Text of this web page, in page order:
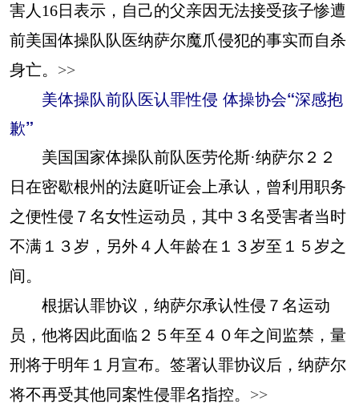
害人16日表示，自己的父亲因无法接受孩子惨遭
前美国体操队队医纳萨尔魔爪侵犯的事实而自杀
身亡。 >>
美体操队前队医认罪性侵 体操协会“深感抱
歉”
美国国家体操队前队医劳伦斯·纳萨尔２２
日在密歇根州的法庭听证会上承认，曾利用职务
之便性侵７名女性运动员，其中３名受害者当时
不满１３岁，另外４人年龄在１３岁至１５岁之
间。
根据认罪协议，纳萨尔承认性侵７名运动
员，他将因此面临２５年至４０年之间监禁，量
刑将于明年１月宣布。签署认罪协议后，纳萨尔
将不再受其他同案性侵罪名指控。 >>